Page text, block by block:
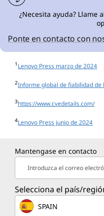
¿Necesita ayuda? Llame
Ponte en contacto con
1 Lenovo Press marzo de 2024
2Informe global de fiabilidad de
3https://www.cvedetails.com/
4Lenovo Press junio de 2024
Mantengase en contacto
Introduzca el correo
Selecciona el país/
SPAIN